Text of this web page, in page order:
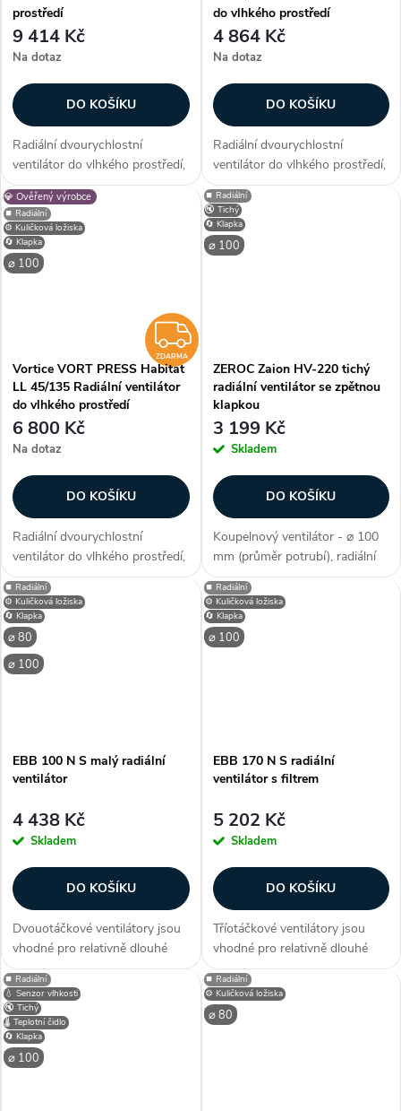
prostředí
9 414 Kč
Na dotaz
DO KOŠÍKU
Radiální dvourychlostní
ventilátor do vlhkého prostředí,
průtok 55/118 m3/h, kuličková
ložiska, zpětná klapka, montáž
do stěny nebo stropu (podhled)
Zákazníci často dokupují...
do vlhkého prostředí
4 864 Kč
Na dotaz
DO KOŠÍKU
Radiální dvourychlostní
ventilátor do vlhkého prostředí,
průtok 51/101 m3/h, kuličková
ložiska, zpětná klapka, montáž
na stěnu nebo strop, větrací
mřížka součást balení...
⚙️ Kuličková ložiska
⌀ 100
💎 Ověřený výrobce
⏹️ Radiální
🔄 Klapka
ZDARMA
ZDARMA
Vortice VORT PRESS Habitat
LL 45/135 Radiální ventilátor
do vlhkého prostředí
6 800 Kč
Na dotaz
DO KOŠÍKU
Radiální dvourychlostní
ventilátor do vlhkého prostředí,
průtok 52/149 m3/h, kuličková
ložiska, zpětná klapka, montáž
na stěnu nebo strop, větrací
mřížka součást balení...
🔇 Tichý
⌀ 100
⏹️ Radiální
🔄 Klapka
ZEROC Zaion HV-220 tichý
radiální ventilátor se zpětnou
klapkou
3 199 Kč
Skladem
DO KOŠÍKU
Koupelnový ventilátor - ⌀ 100
mm (průměr potrubí), radiální
konstrukce, průtok 220 m3/h,
barva bílá, příkon 33 W,
připojení z boku, nízká hlučnost
40 dB/A, umístění (do -...
⚙️ Kuličková ložiska
⌀ 80
⌀ 100
⏹️ Radiální
🔄 Klapka
EBB 100 N S malý radiální
ventilátor
4 438 Kč
Skladem
DO KOŠÍKU
Dvouotáčkové ventilátory jsou
vhodné pro relativně dlouhé
vzduchovody s větší tlakovou
ztrátou nebo k odvětrání přímo
přes stěnu. Ventilátory lze
použít pro větrání v bytové...
⚙️ Kuličková ložiska
⌀ 100
⏹️ Radiální
🔄 Klapka
EBB 170 N S radiální
ventilátor s filtrem
5 202 Kč
Skladem
DO KOŠÍKU
Tříotáčkové ventilátory jsou
vhodné pro relativně dlouhé
vzduchovody s větší tlakovou
ztrátou nebo k odvětrání přímo
přes stěnu. Ventilátory lze
použít pro větrání v bytové...
💧 Senzor vlhkosti
🔇 Tichý
⌀ 100
⏹️ Radiální
🌡️ Teplotní čidlo
🔄 Klapka
⚙️ Kuličková ložiska
⌀ 80
⏹️ Radiální